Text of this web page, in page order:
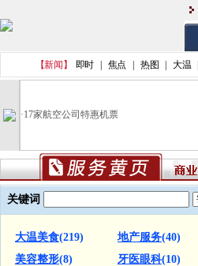
【新闻】 即时 焦点 热图 大温
·17家航空公司特惠机票
关键词
大温美食(219) 地产服务(40)
美容整形(8) 牙医眼科(10)